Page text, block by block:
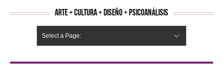
ARTE + CULTURA + DISEÑO + PSICOANÁLISIS
Select a Page: